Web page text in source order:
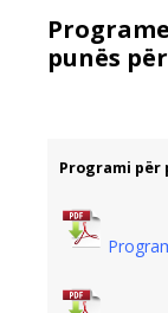
punës
Programi për